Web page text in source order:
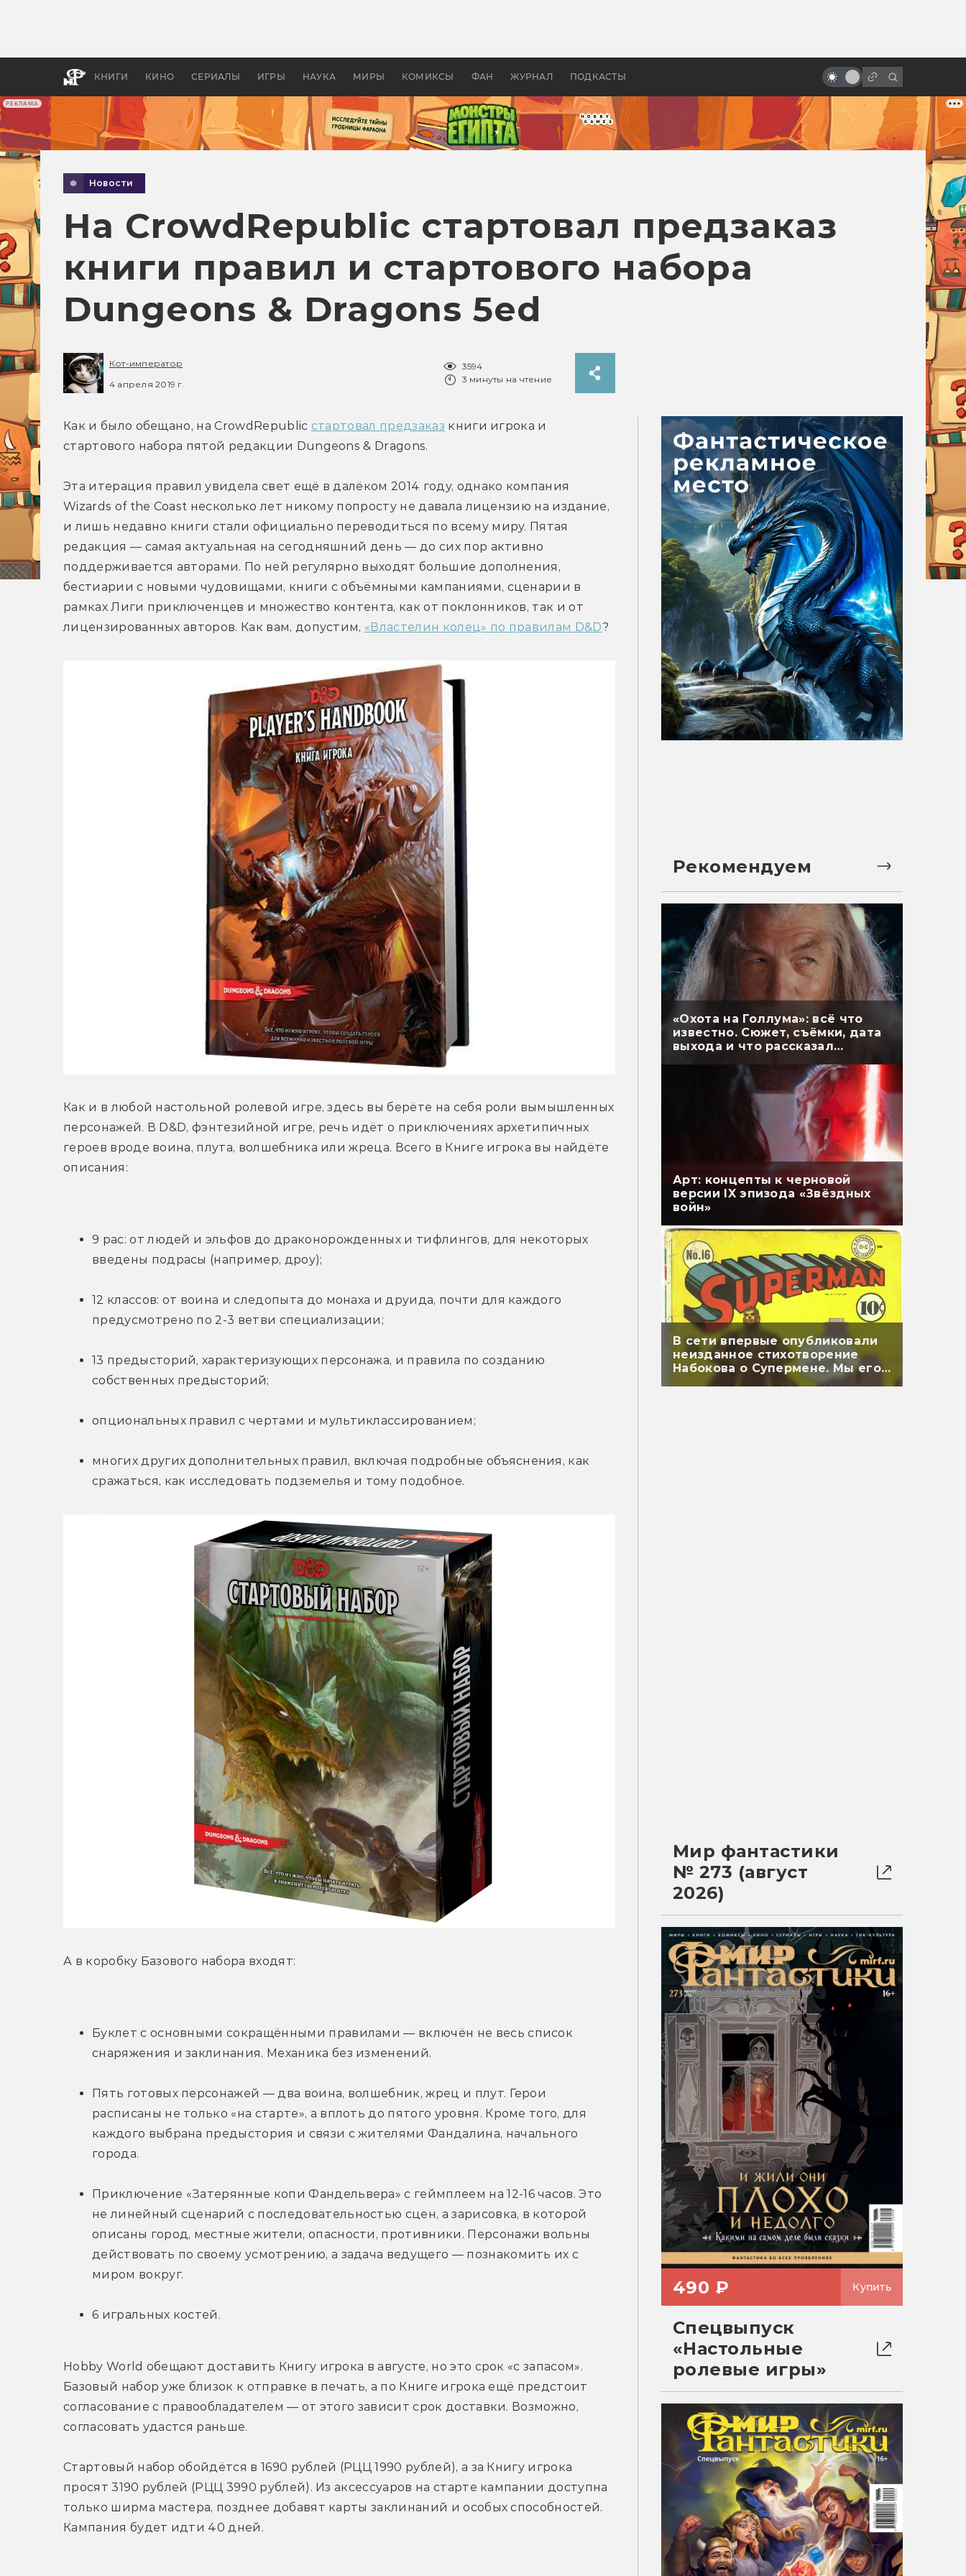
РЕКЛАМА
КНИГИ КИНО СЕРИАЛЫ ИГРЫ НАУКА МИРЫ КОМИКСЫ ФАН ЖУРНАЛ ПОДКАСТЫ
бы «Властелина колец»
Древней Грецией
«Чёрная дыра»
Новости
На CrowdRepublic стартовал предзаказ
книги правил и стартового набора
Dungeons & Dragons 5ed
Кот-император
4 апреля 2019 г.
3594
3 минуты на чтение
Как и было обещано, на CrowdRepublic стартовал предзаказ книги игрока и
стартового набора пятой редакции Dungeons & Dragons.
Эта итерация правил увидела свет ещё в далёком 2014 году, однако компания
Wizards of the Coast несколько лет никому попросту не давала лицензию на издание,
и лишь недавно книги стали официально переводиться по всему миру. Пятая
редакция — самая актуальная на сегодняшний день — до сих пор активно
поддерживается авторами. По ней регулярно выходят большие дополнения,
бестиарии с новыми чудовищами, книги с объёмными кампаниями, сценарии в
рамках Лиги приключенцев и множество контента, как от поклонников, так и от
лицензированных авторов. Как вам, допустим, «Властелин колец» по правилам D&D?
Как и в любой настольной ролевой игре, здесь вы берёте на себя роли вымышленных
персонажей. В D&D, фэнтезийной игре, речь идёт о приключениях архетипичных
героев вроде воина, плута, волшебника или жреца. Всего в Книге игрока вы найдёте
описания:
9 рас: от людей и эльфов до драконорожденных и тифлингов, для некоторых
введены подрасы (например, дроу);
12 классов: от воина и следопыта до монаха и друида, почти для каждого
предусмотрено по 2-3 ветви специализации;
13 предысторий, характеризующих персонажа, и правила по созданию
собственных предысторий;
опциональных правил с чертами и мультиклассированием;
многих других дополнительных правил, включая подробные объяснения, как
сражаться, как исследовать подземелья и тому подобное.
А в коробку Базового набора входят:
Буклет с основными сокращёнными правилами — включён не весь список
снаряжения и заклинания. Механика без изменений.
Пять готовых персонажей — два воина, волшебник, жрец и плут. Герои
расписаны не только «на старте», а вплоть до пятого уровня. Кроме того, для
каждого выбрана предыстория и связи с жителями Фандалина, начального
города.
Приключение «Затерянные копи Фандельвера» с геймплеем на 12-16 часов. Это
не линейный сценарий с последовательностью сцен, а зарисовка, в которой
описаны город, местные жители, опасности, противники. Персонажи вольны
действовать по своему усмотрению, а задача ведущего — познакомить их с
миром вокруг.
6 игральных костей.
Hobby World обещают доставить Книгу игрока в августе, но это срок «с запасом».
Базовый набор уже близок к отправке в печать, а по Книге игрока ещё предстоит
согласование с правообладателем — от этого зависит срок доставки. Возможно,
согласовать удастся раньше.
Стартовый набор обойдётся в 1690 рублей (РЦЦ 1990 рублей), а за Книгу игрока
просят 3190 рублей (РЦЦ 3990 рублей). Из аксессуаров на старте кампании доступна
только ширма мастера, позднее добавят карты заклинаний и особых способностей.
Кампания будет идти 40 дней.
Рекомендуем
«Охота на Голлума»: всё что
известно. Сюжет, съёмки, дата
выхода и что рассказал
Арт: концепты к черновой
версии IX эпизода «Звёздных
войн»
В сети впервые опубликовали
неизданное стихотворение
Набокова о Супермене. Мы его
перевели
Мир фантастики
№ 273 (август
2026)
490 ₽ Купить
Спецвыпуск
«Настольные
ролевые игры»